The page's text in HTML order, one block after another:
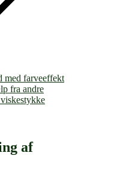
med farveeffekt
fra andre
af